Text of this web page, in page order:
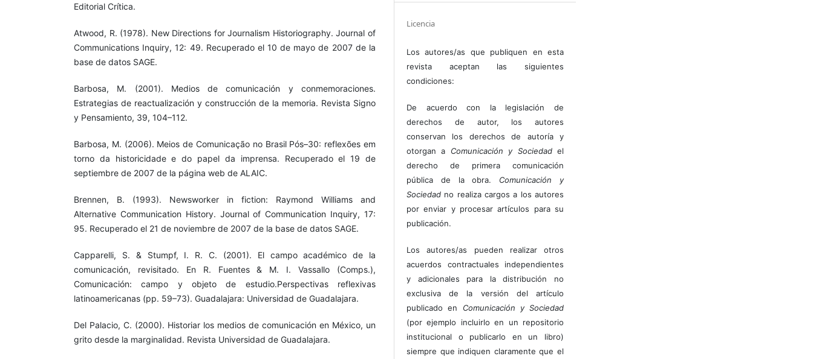
Editorial Crítica.
Atwood, R. (1978). New Directions for Journalism Historiography. Journal of
Communications Inquiry, 12: 49. Recuperado el 10 de mayo de 2007 de la
base de datos SAGE.
Barbosa, M. (2001). Medios de comunicación y conmemoraciones.
Estrategias de reactualización y construcción de la memoria. Revista Signo
y Pensamiento, 39, 104–112.
Barbosa, M. (2006). Meios de Comunicação no Brasil Pós–30: reflexões em
torno da historicidade e do papel da imprensa. Recuperado el 19 de
septiembre de 2007 de la página web de ALAIC.
Brennen, B. (1993). Newsworker in fiction: Raymond Williams and
Alternative Communication History. Journal of Communication Inquiry, 17:
95. Recuperado el 21 de noviembre de 2007 de la base de datos SAGE.
Capparelli, S. & Stumpf, I. R. C. (2001). El campo académico de la
comunicación, revisitado. En R. Fuentes & M. I. Vassallo (Comps.),
Comunicación: campo y objeto de estudio.Perspectivas reflexivas
latinoamericanas (pp. 59–73). Guadalajara: Universidad de Guadalajara.
Del Palacio, C. (2000). Historiar los medios de comunicación en México, un
grito desde la marginalidad. Revista Universidad de Guadalajara.
Licencia
Los autores/as que publiquen en esta
revista aceptan las siguientes
condiciones:
De acuerdo con la legislación de
derechos de autor, los autores
conservan los derechos de autoría y
otorgan a Comunicación y Sociedadel
derecho de primera comunicación
pública de la obra. Comunicación y
Sociedad no realiza cargos a los autores
por enviar y procesar artículos para su
publicación.
Los autores/as pueden realizar otros
acuerdos contractuales independientes
y adicionales para la distribución no
exclusiva de la versión del artículo
publicado en Comunicación y Sociedad
(por ejemplo incluirlo en un repositorio
institucional o publicarlo en un libro)
siempre que indiquen claramente que el